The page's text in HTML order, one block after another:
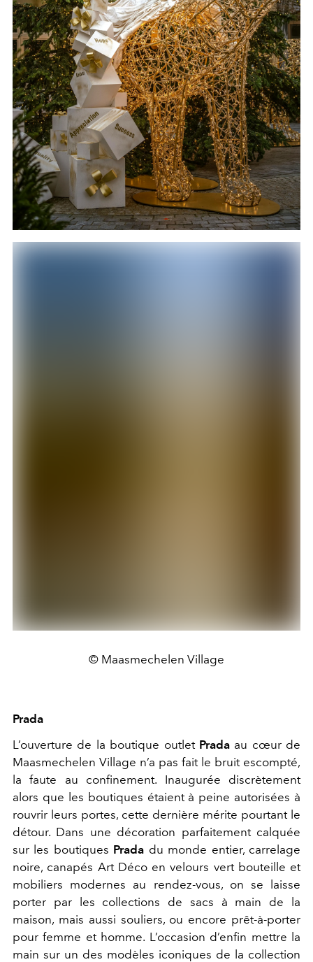
© Maasmechelen Village
Prada
L’ouverture de la boutique outlet Pradaau cœur de
Maasmechelen Village n’a pas fait le bruit escompté,
la faute au confinement. Inaugurée discrètement
alors que les boutiques étaient à peine autorisées à
rouvrir leurs portes, cette dernière mérite pourtant le
détour. Dans une décoration parfaitement calquée
sur les boutiques Prada du monde entier, carrelage
noire, canapés Art Déco en velours vert bouteille et
mobiliers modernes au rendez-vous, on se laisse
porter par les collections de sacs à main de la
maison, mais aussi souliers, ou encore prêt-à-porter
pour femme et homme. L’occasion d’enfin mettre la
main sur un des modèles iconiques de la collection